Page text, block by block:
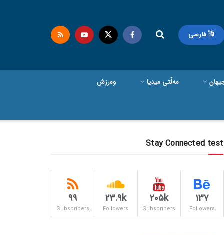
فارسی
مەڵتی میدیا وەرزش
Stay Connected test
137
Followers
205k
Subscribers
23.9k
Followers
99
Subscribers